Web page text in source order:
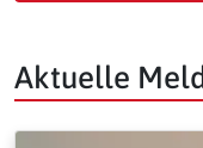
Aktuelle